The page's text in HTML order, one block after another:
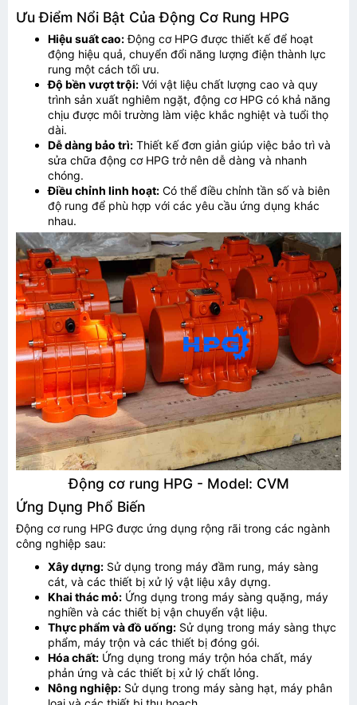
TƯ VẤN BÁO GIÁ
Ưu Điểm Nổi Bật Của Động Cơ Rung HPG
Hiệu suất cao:Động cơ HPG được thiết kế để hoạt
động hiệu quả, chuyển đổi năng lượng điện thành lực
rung một cách tối ưu.
Độ bền vượt trội: Với vật liệu chất lượng cao và quy
trình sản xuất nghiêm ngặt, động cơ HPG có khả năng
chịu được môi trường làm việc khắc nghiệt và tuổi thọ
dài.
Dễ dàng bảo trì: Thiết kế đơn giản giúp việc bảo trì và
sửa chữa động cơ HPG trở nên dễ dàng và nhanh
chóng.
Điều chỉnh linh hoạt: Có thể điều chỉnh tần số và biên
độ rung để phù hợp với các yêu cầu ứng dụng khác
nhau.
Động cơ rung HPG - Model: CVM
Ứng Dụng Phổ Biến
Động cơ rung HPG được ứng dụng rộng rãi trong các ngành
công nghiệp sau:
Xây dựng: Sử dụng trong máy đầm rung, máy sàng
cát, và các thiết bị xử lý vật liệu xây dựng.
Khai thác mỏ: Ứng dụng trong máy sàng quặng, máy
nghiền và các thiết bị vận chuyển vật liệu.
Thực phẩm và đồ uống: Sử dụng trong máy sàng thực
phẩm, máy trộn và các thiết bị đóng gói.
Hóa chất: Ứng dụng trong máy trộn hóa chất, máy
phản ứng và các thiết bị xử lý chất lỏng.
Nông nghiệp: Sử dụng trong máy sàng hạt, máy phân